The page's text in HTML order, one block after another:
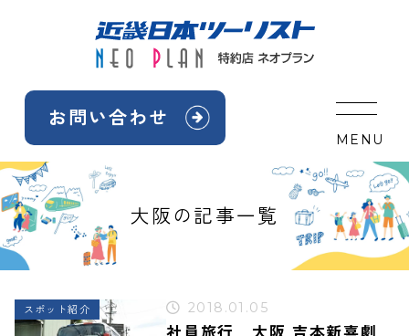
お問い合わせ
MENU
大阪の記事一覧
スポット紹介 2018.01.05
社員旅行 大阪 吉本新喜劇